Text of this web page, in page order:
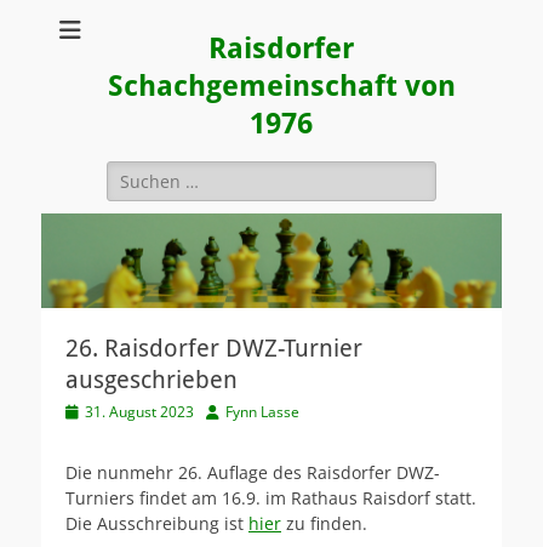
Raisdorfer
Schachgemeinschaft von
1976
Suchen
nach:
26. Raisdorfer DWZ-Turnier
ausgeschrieben
Veröffentlicht
31. August 2023 AutorFynn Lasse
Die nunmehr 26. Auflage des Raisdorfer DWZ-
Turniers findet am 16.9. im Rathaus Raisdorf statt.
Die Ausschreibung ist hier zu finden.